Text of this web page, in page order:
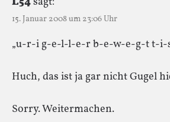
15. Januar 2008 um 23:06 Uhr
„u-r-i g-e-l-l-e-r b-e-w-e-g-t t-i-
Huch, das ist ja gar nicht Gugel
Sorry. Weitermachen.